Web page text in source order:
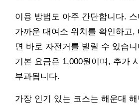
이용 방법도 아주 간단합니다.
가까운 대여소 위치를 확인하고,
면 바로 자전거를 빌릴 수 있습니
기본 요금은 1,000원이며, 추가
부과됩니다.
가장 인기 있는 코스는 해운대